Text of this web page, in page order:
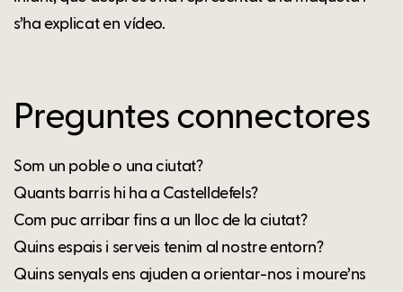
s’ha explicat en vídeo.
Preguntes connectores
Som un poble o una ciutat?
Quants barris hi ha a Castelldefels?
Com puc arribar fins a un lloc de la ciutat?
Quins espais i serveis tenim al nostre entorn?
Quins senyals ens ajuden a orientar-nos i moure’ns